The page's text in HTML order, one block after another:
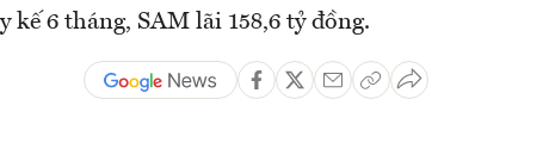
kế 6 tháng, SAM lãi 158,6 tỷ đồng.